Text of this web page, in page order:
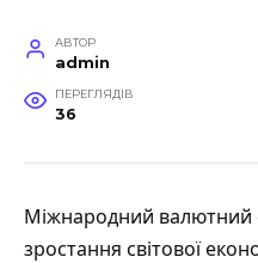
АВТОР
admin
ПЕРЕГЛЯДІВ
36
Міжнародний валютний
зростання світової